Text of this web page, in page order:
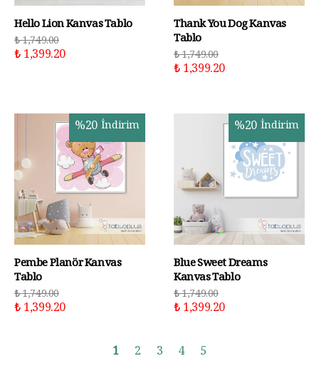
Hello Lion Kanvas Tablo
₺ 1,749.00
₺ 1,399.20
Thank You Dog Kanvas
Tablo
₺ 1,749.00
₺ 1,399.20
%20 İndirim
Pembe Planör Kanvas
Tablo
₺ 1,749.00
₺ 1,399.20
%20 İndirim
Blue Sweet Dreams
Kanvas Tablo
₺ 1,749.00
₺ 1,399.20
1 2 3 4 5